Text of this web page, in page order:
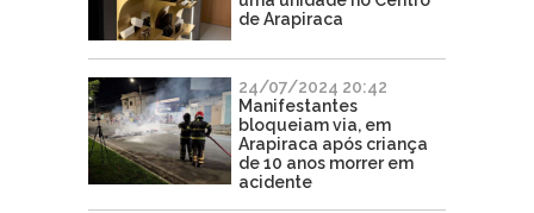
de Arapiraca
24/07/2024 20:42
Manifestantes
bloqueiam via, em
Arapiraca após criança
de 10 anos morrer em
acidente